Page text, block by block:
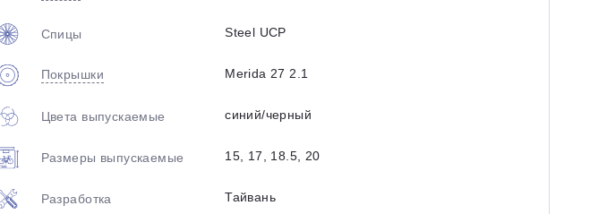
Спицы Steel UCP
Покрышки Merida 27 2.1
Цвета выпускаемые синий/черный
Размеры выпускаемые 15, 17, 18.5, 20
Разработка Тайвань